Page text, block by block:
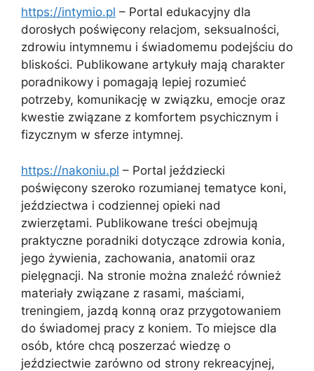
https://intymio.pl – Portal edukacyjny dla
dorosłych poświęcony relacjom, seksualności,
zdrowiu intymnemu i świadomemu podejściu do
bliskości. Publikowane artykuły mają charakter
poradnikowy i pomagają lepiej rozumieć
potrzeby, komunikację w związku, emocje oraz
kwestie związane z komfortem psychicznym i
fizycznym w sferze intymnej.
https://nakoniu.pl – Portal jeździecki
poświęcony szeroko rozumianej tematyce koni,
jeździectwa i codziennej opieki nad
zwierzętami. Publikowane treści obejmują
praktyczne poradniki dotyczące zdrowia konia,
jego żywienia, zachowania, anatomii oraz
pielęgnacji. Na stronie można znaleźć również
materiały związane z rasami, maściami,
treningiem, jazdą konną oraz przygotowaniem
do świadomej pracy z koniem. To miejsce dla
osób, które chcą poszerzać wiedzę o
jeździectwie zarówno od strony rekreacyjnej,